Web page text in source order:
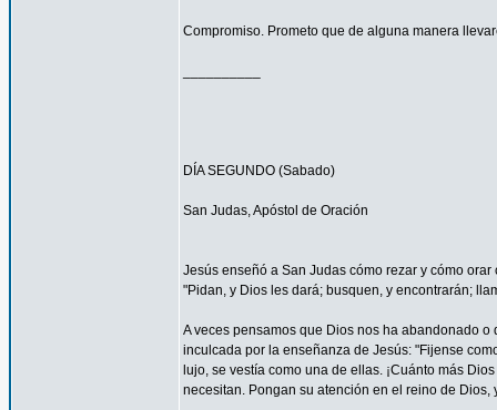
Compromiso. Prometo que de alguna manera
DÍA SEGUNDO (Sabado)
San Judas, Apóstol de Oración
Jesús enseñó a San Judas cómo rezar y cómo
"Pidan, y Dios les dará; busquen, y encontrarán;
A veces pensamos que Dios nos ha abandonado
inculcada por la enseñanza de Jesús: "Fijense
lujo, se vestía como una de ellas. ¡Cuánto más
necesitan. Pongan su atención en el reino de